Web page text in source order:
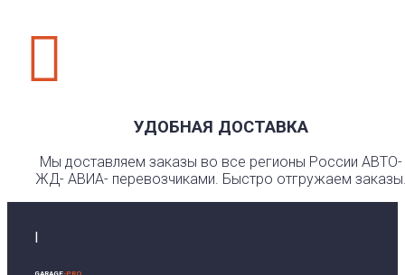

УДОБНАЯ ДОСТАВКА
Мы доставляем заказы во все регионы России АВТО-
ЖД- АВИА- перевозчиками. Быстро отгружаем